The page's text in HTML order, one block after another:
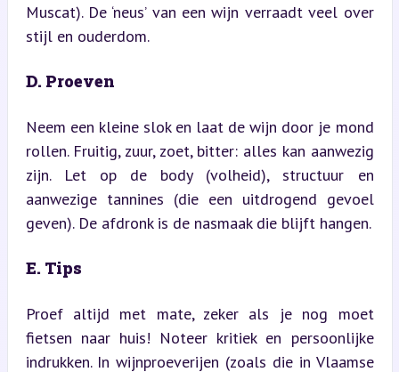
Muscat). De ‘neus’ van een wijn verraadt veel over
stijl en ouderdom.
D. Proeven
Neem een kleine slok en laat de wijn door je mond
rollen. Fruitig, zuur, zoet, bitter: alles kan aanwezig
zijn. Let op de body (volheid), structuur en
aanwezige tannines (die een uitdrogend gevoel
geven). De afdronk is de nasmaak die blijft hangen.
E. Tips
Proef altijd met mate, zeker als je nog moet
fietsen naar huis! Noteer kritiek en persoonlijke
indrukken. In wijnproeverijen (zoals die in Vlaamse